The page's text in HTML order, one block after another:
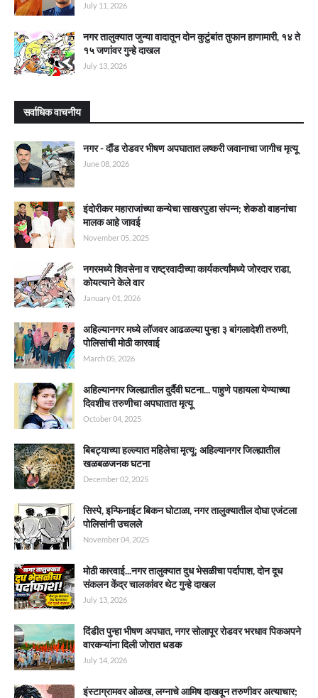
July 11, 2026
नगर तालुक्यात जुन्या वादातून दोन कुटुंबांत तुफान हाणामारी, १४ ते
१५ जणांवर गुन्हे दाखल
July 13, 2026
सर्वाधिक वाचनीय
नगर - दौंड रोडवर भीषण अपघातात लष्करी जवानाचा जागीच मृत्यू
June 08, 2026
इंदोरीकर महाराजांच्या कन्येचा साखरपुडा संपन्न; शेकडो वाहनांचा
मालक आहे जावई
November 05, 2025
नगरमध्ये शिवसेना व राष्ट्रवादीच्या कार्यकर्त्यांमध्ये जोरदार राडा,
कोयत्याने केले वार
January 01, 2026
अहिल्यानगर मध्ये लॉजवर आढळल्या पुन्हा ३ बांगलादेशी तरुणी,
पोलिसांची मोठी कारवाई
March 05, 2026
अहिल्यानगर जिल्ह्यातील दुर्दैवी घटना... पाहुणे पहायला येण्याच्या
दिवशीच तरुणीचा अपघातात मृत्यू
October 04, 2025
बिबट्याच्या हल्ल्यात महिलेचा मृत्यू; अहिल्यानगर जिल्ह्यातील
खळबळजनक घटना
December 02, 2025
सिस्पे, इन्फिनाईट बिकन घोटाळा, नगर तालुक्यातील दोघा एजंटला
पोलिसांनी उचलले
November 04, 2025
मोठी कारवाई...नगर तालुक्यात दुध भेसळीचा पर्दापाश, दोन दूध
संकलन केंद्र चालकांवर थेट गुन्हे दाखल
July 13, 2026
दिंडीत पुन्हा भीषण अपघात, नगर सोलापूर रोडवर भरधाव पिकअपने
वारकऱ्यांना दिली जोरात धडक
July 14, 2026
इंस्टाग्रामवर ओळख, लग्नाचे आमिष दाखवून तरुणीवर अत्याचार;